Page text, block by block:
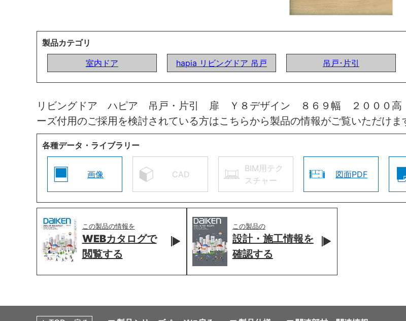
製品カテゴリ
室内ドア
hapia リビングドア 吊戸 吊戸･片引
リビングドア ハピア 吊戸・片引 扉 Ｙ８デザイン ８６９幅 ２０００
ーズ付用のご採用を検討されている方はこちらから製品の情報がご覧いただけま
各種データ・ライブラリー
画像 CAD
BIM用テク
スチャー
図面PDF
この製品の情報を
WEBカタログで
閲覧する
この製品の
設計・施工情報を
確認する